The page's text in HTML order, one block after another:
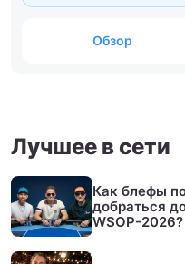
Обзор
Лучшее в сети
Как блефы
добраться
WSOP-